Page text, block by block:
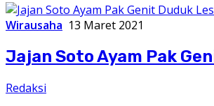
Wirausaha 13 Maret 2021
Jajan Soto Ayam Pak
Redaksi